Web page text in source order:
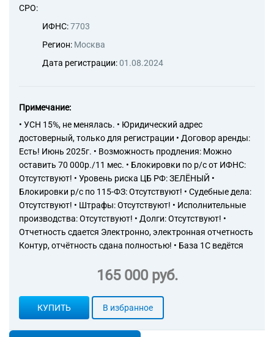
СРО:
ИФНС:7703
Регион: Москва
Дата регистрации:01.08.2024
Примечание:
• УСН 15%, не менялась. • Юридический адрес
достоверный, только для регистрации • Договор аренды:
Есть! Июнь 2025г. • Возможность продления: Можно
оставить 70 000р./11 мес. • Блокировки по р/с от ИФНС:
Отсутствуют! • Уровень риска ЦБ РФ: ЗЕЛЁНЫЙ •
Блокировки р/с по 115-ФЗ: Отсутствуют! • Судебные дела:
Отсутствуют! • Штрафы: Отсутствуют! • Исполнительные
производства: Отсутствуют! • Долги: Отсутствуют! •
Отчетность сдается Электронно, электронная отчетность
Контур, отчётность сдана полностью! • База 1С ведётся
165 000 руб.
КУПИТЬ В избранное